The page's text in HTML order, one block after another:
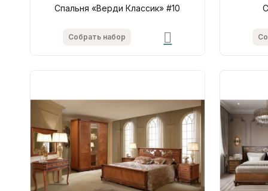
Спальня «Верди Классик» #10
Собрать набор